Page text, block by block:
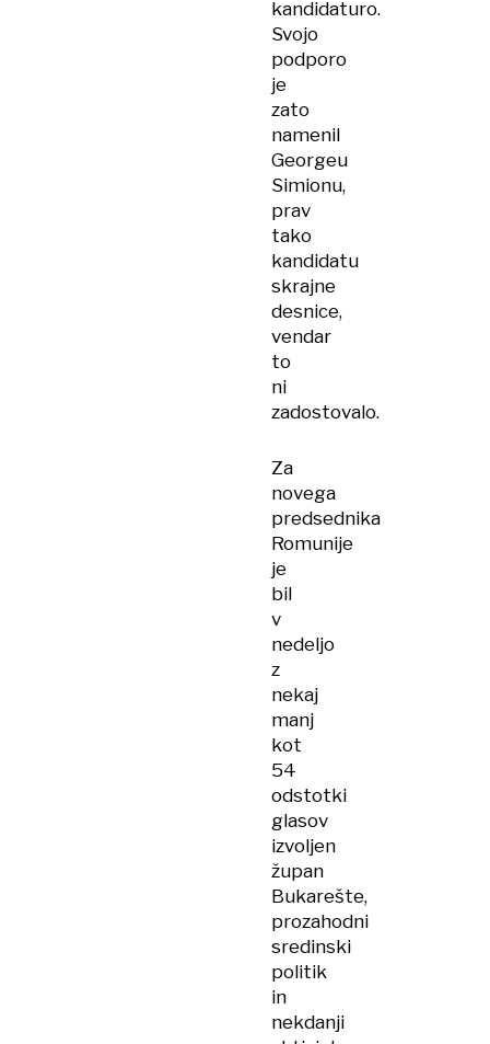
kandidaturo.
Svojo
podporo
je
zato
namenil
Georgeu
Simionu,
prav
tako
kandidatu
skrajne
desnice,
vendar
to
ni
zadostovalo.
Za
novega
predsednika
Romunije
je
bil
v
nedeljo
z
nekaj
manj
kot
54
odstotki
glasov
izvoljen
župan
Bukarešte,
prozahodni
sredinski
politik
in
nekdanji